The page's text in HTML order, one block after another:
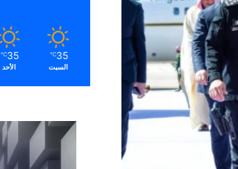
35
℃
السبت
35
℃
الأحد